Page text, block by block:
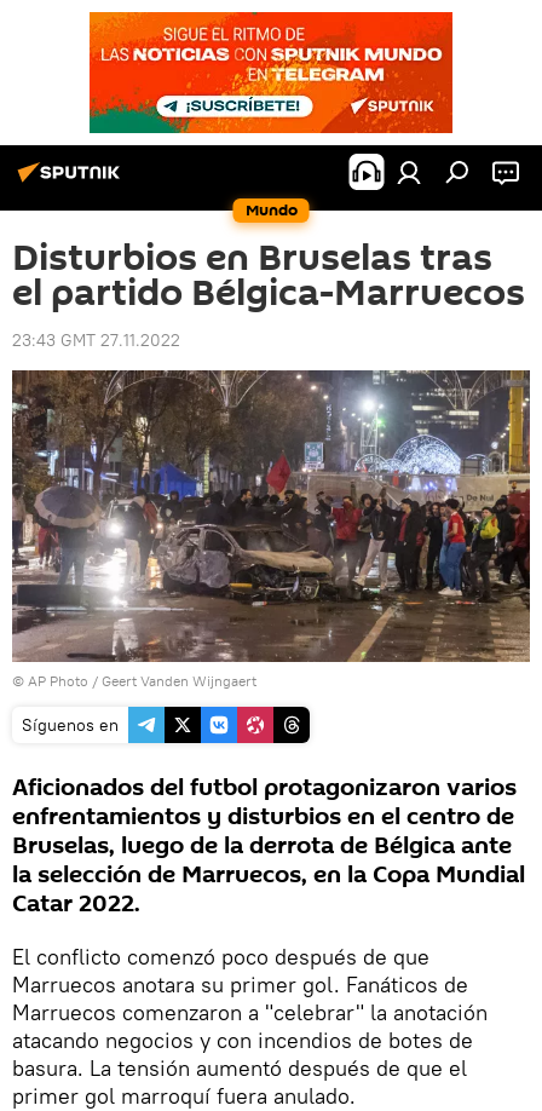
Mundo
Disturbios en Bruselas tras
el partido Bélgica-Marruecos
23:43 GMT 27.11.2022
© AP Photo / Geert Vanden Wijngaert
Síguenos en
Aficionados del futbol protagonizaron varios
enfrentamientos y disturbios en el centro de
Bruselas, luego de la derrota de Bélgica ante
la selección de Marruecos, en la Copa Mundial
Catar 2022.
El conflicto comenzó poco después de que
Marruecos anotara su primer gol. Fanáticos de
Marruecos comenzaron a "celebrar" la anotación
atacando negocios y con incendios de botes de
basura. La tensión aumentó después de que el
primer gol marroquí fuera anulado.